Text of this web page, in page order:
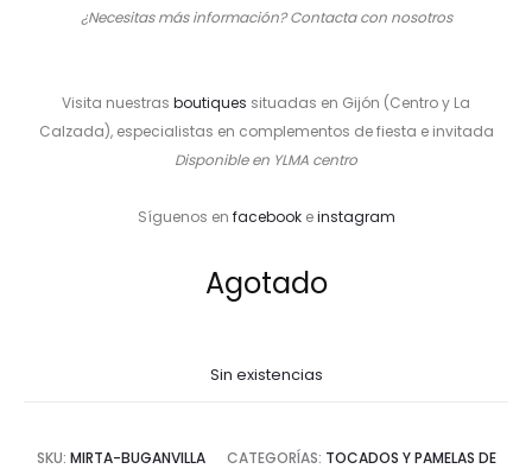
¿Necesitas más información? Contacta con nosotros
Visita nuestras boutiques situadas en Gijón (Centro y La
Calzada), especialistas en complementos de fiesta e invitada
Disponible en YLMA centro
Síguenos en facebookeinstagram
Agotado
Sin existencias
SKU: MIRTA-BUGANVILLA CATEGORÍAS: TOCADOS Y PAMELAS DE